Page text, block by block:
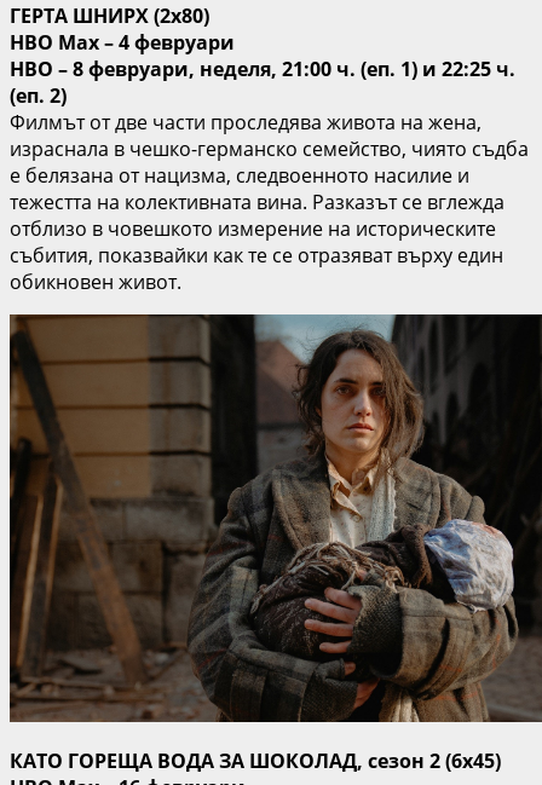
ГЕРТА ШНИРХ (2х80)
HBO Max – 4 февруари
HBO – 8 февруари, неделя, 21:00 ч. (еп. 1) и 22:25 ч.
(еп. 2)
Филмът от две части проследява живота на жена,
израснала в чешко-германско семейство, чиято съдба
е белязана от нацизма, следвоенното насилие и
тежестта на колективната вина. Разказът се вглежда
отблизо в човешкото измерение на историческите
събития, показвайки как те се отразяват върху един
обикновен живот.
КАТО ГОРЕЩА ВОДА ЗА ШОКОЛАД, сезон 2 (6х45)